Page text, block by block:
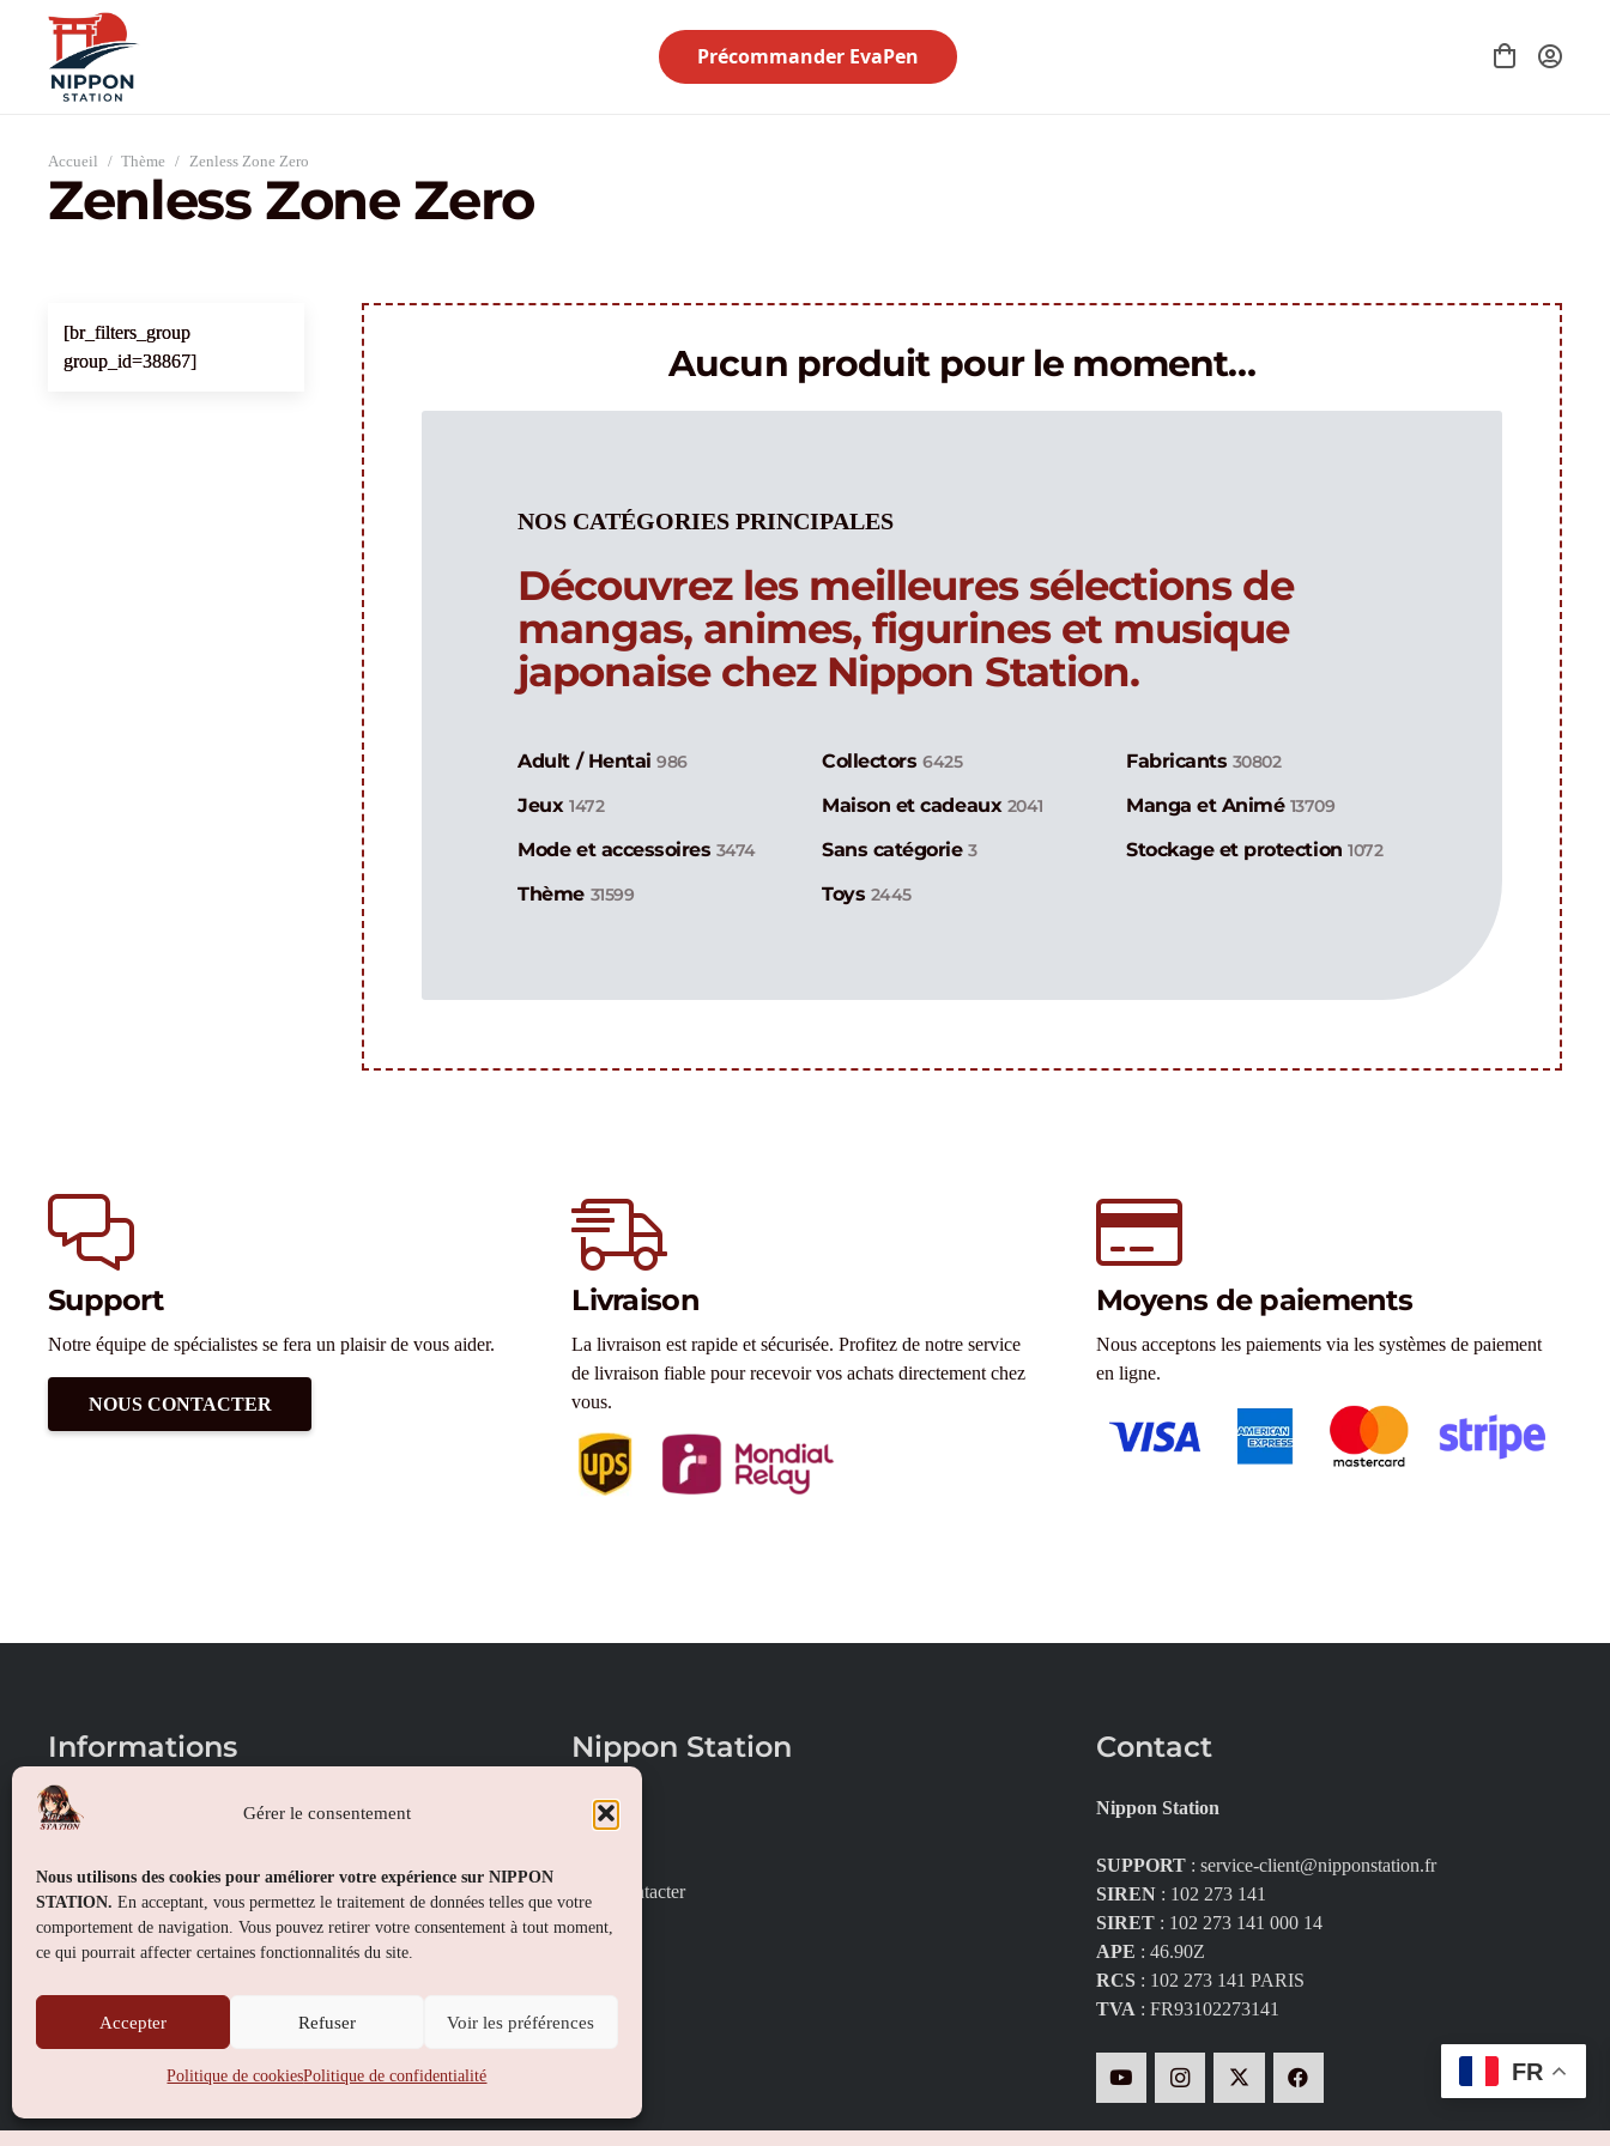
Gérer le consentement
Nous utilisons des cookies pour améliorer votre expérience sur NIPPON
STATION. En acceptant, vous permettez le traitement de données telles que votre
comportement de navigation. Vous pouvez retirer votre consentement à tout moment,
ce qui pourrait affecter certaines fonctionnalités du site.
Accepter Refuser Voir les préférences
Politique de cookiesPolitique de confidentialité
Précommander EvaPen
Accueil / Thème / Zenless Zone Zero
Zenless Zone Zero
[br_filters_group
group_id=38867]
Aucun produit pour le moment…
NOS CATÉGORIES PRINCIPALES
Découvrez les meilleures sélections de
mangas, animes, figurines et musique
japonaise chez Nippon Station.
Adult / Hentai986 Collectors 6425 Fabricants 30802
Jeux 1472 Maison et cadeaux 2041 Manga et Animé 13709
Mode et accessoires 3474 Sans catégorie3 Stockage et protection1072
Thème 31599 Toys 2445
Support
Notre équipe de spécialistes se fera un plaisir de vous aider.
NOUS CONTACTER
Livraison
La livraison est rapide et sécurisée. Profitez de notre service
de livraison fiable pour recevoir vos achats directement chez
vous.
Moyens de paiements
Nous acceptons les paiements via les systèmes de paiement
en ligne.
Informations
Conditions générales de vente
Politique de confidentialité
Politique de cookies (UE)
Nippon Station
À propos
Nous contacter
Contact
Nippon Station
SUPPORT: service-client@nipponstation.fr
SIREN: 102 273 141
SIRET: 102 273 141 000 14
APE : 46.90Z
RCS: 102 273 141 PARIS
TVA: FR93102273141
FR